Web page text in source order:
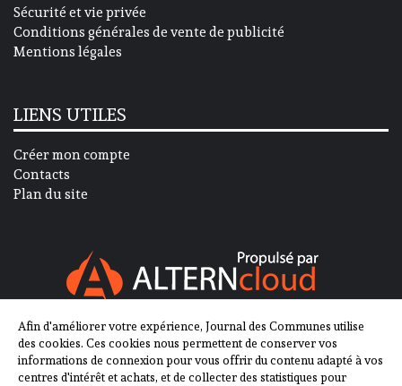
Sécurité et vie privée
Conditions générales de vente de publicité
Mentions légales
LIENS UTILES
Créer mon compte
Contacts
Plan du site
SUIVEZ-NOUS SUR
Afin d'améliorer votre expérience, Journal des Communes utilise
des cookies. Ces cookies nous permettent de conserver vos
informations de connexion pour vous offrir du contenu adapté à vos
centres d'intérêt et achats, et de collecter des statistiques pour